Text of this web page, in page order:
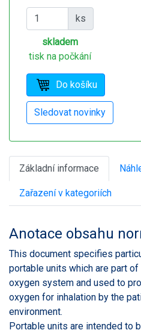
ks
skladem
tisk na počkání
Základní informace
Zařazení v kategoriích
Anotace obsahu
This document specifies
portable units which are part
oxygen system and used to
oxygen for inhalation by the
environment.
Portable units are intended to